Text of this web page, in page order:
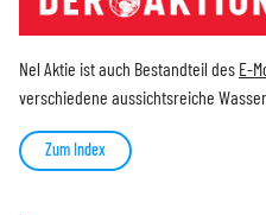
Nel Aktie ist auch Bestandteil des E-
verschiedene aussichtsreiche
Zum Index